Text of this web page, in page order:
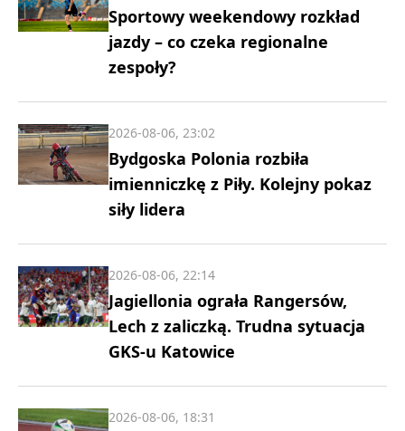
Sportowy weekendowy rozkład
jazdy – co czeka regionalne
zespoły?
Bydgoska Polonia rozbiła
imienniczkę z Piły. Kolejny pokaz
siły lidera
2026-08-06, 23:02
Jagiellonia ograła Rangersów,
Lech z zaliczką. Trudna sytuacja
GKS-u Katowice
2026-08-06, 22:14
2026-08-06, 18:31